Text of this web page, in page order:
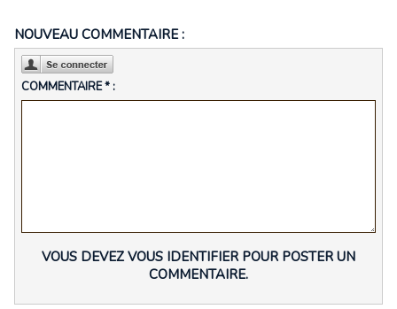
NOUVEAU COMMENTAIRE :
COMMENTAIRE * :
VOUS DEVEZ VOUS IDENTIFIER POUR POSTER UN
COMMENTAIRE.